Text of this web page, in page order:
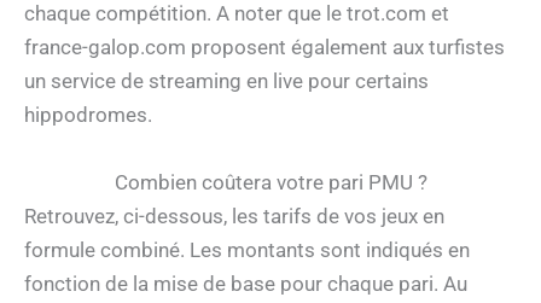
chaque compétition. A noter que le trot.com et
france-galop.com proposent également aux turfistes
un service de streaming en live pour certains
hippodromes.
Combien coûtera votre pari PMU ?
Retrouvez, ci-dessous, les tarifs de vos jeux en
formule combiné. Les montants sont indiqués en
fonction de la mise de base pour chaque pari. Au